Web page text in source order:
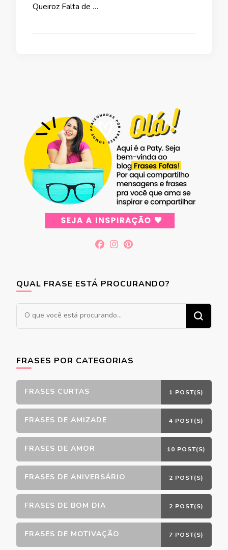
Queiroz Falta de …
QUAL FRASE ESTÁ PROCURANDO?
Procurando
algo?
FRASES POR CATEGORIAS
FRASES CURTAS 1 POST(S)
FRASES DE AMIZADE 4 POST(S)
FRASES DE AMOR 10 POST(S)
FRASES DE ANIVERSÁRIO 2 POST(S)
FRASES DE BOM DIA 2 POST(S)
FRASES DE MOTIVAÇÃO 7 POST(S)